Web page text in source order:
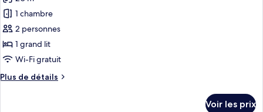
with
Onsen
ticket
Twin
Non
Smoking
with
Onsen
ticket
photos
pour
ce
type
chambre :
1 chambre
2 personnes
1 grand lit
Wi-Fi gratuit
Plus de détails
Plus
Voir les prix